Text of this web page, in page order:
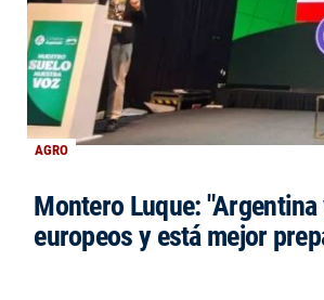
AGRO
Montero Luque:
europeos y está mejor